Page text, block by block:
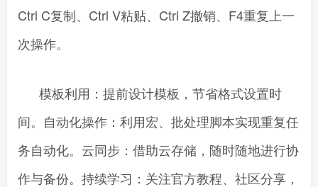
Ctrl C复制、Ctrl V粘贴、Ctrl Z撤销、F4重复上一
次操作。
模板利用：提前设计模板，节省格式设置时
间。自动化操作：利用宏、批处理脚本实现重复任
务自动化。云同步：借助云存储，随时随地进行协
作与备份。持续学习：关注官方教程、社区分享，